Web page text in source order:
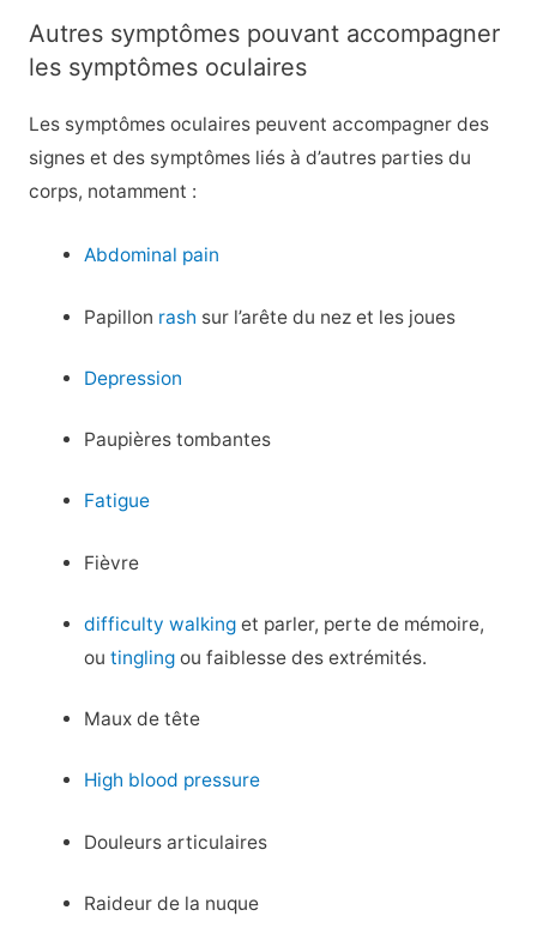
Autres symptômes pouvant accompagner
les symptômes oculaires
Les symptômes oculaires peuvent accompagner des
signes et des symptômes liés à d’autres parties du
corps, notamment :
Abdominal pain
Papillon rash sur l’arête du nez et les joues
Depression
Paupières tombantes
Fatigue
Fièvre
difficulty walking et parler, perte de mémoire,
outingling ou faiblesse des extrémités.
Maux de tête
High blood pressure
Douleurs articulaires
Raideur de la nuque